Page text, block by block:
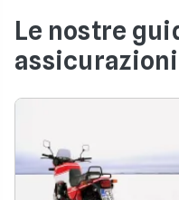
addebito diretto sul
postale (procedura
sufficiente fornire il
Le nostre